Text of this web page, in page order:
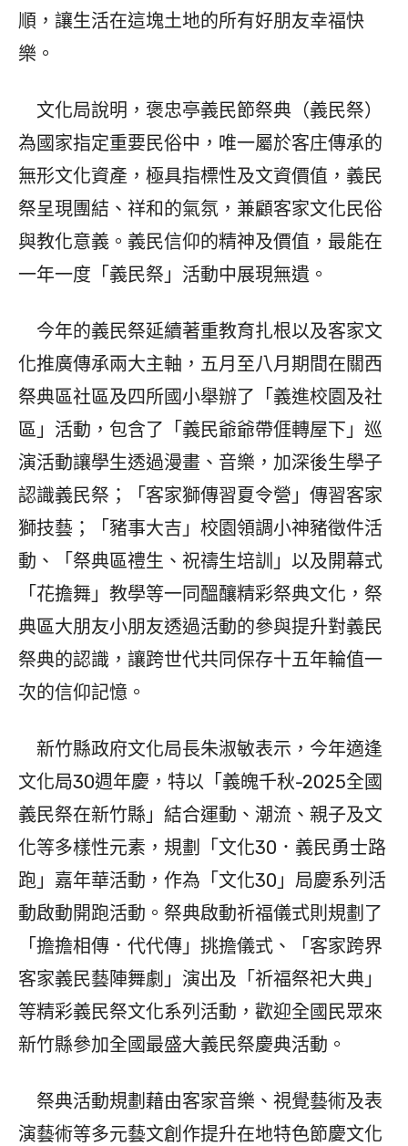
順，讓生活在這塊土地的所有好朋友幸福快
樂。
文化局說明，褒忠亭義民節祭典（義民祭）
為國家指定重要民俗中，唯一屬於客庄傳承的
無形文化資產，極具指標性及文資價值，義民
祭呈現團結、祥和的氣氛，兼顧客家文化民俗
與教化意義。義民信仰的精神及價值，最能在
一年一度「義民祭」活動中展現無遺。
今年的義民祭延續著重教育扎根以及客家文
化推廣傳承兩大主軸，五月至八月期間在關西
祭典區社區及四所國小舉辦了「義進校園及社
區」活動，包含了「義民爺爺帶𠊎轉屋下」巡
演活動讓學生透過漫畫、音樂，加深後生學子
認識義民祭；「客家獅傳習夏令營」傳習客家
獅技藝；「豬事大吉」校園領調小神豬徵件活
動、「祭典區禮生、祝禱生培訓」以及開幕式
「花擔舞」教學等一同醞釀精彩祭典文化，祭
典區大朋友小朋友透過活動的參與提升對義民
祭典的認識，讓跨世代共同保存十五年輪值一
次的信仰記憶。
新竹縣政府文化局長朱淑敏表示，今年適逢
文化局30週年慶，特以「義魄千秋-2025全國
義民祭在新竹縣」結合運動、潮流、親子及文
化等多樣性元素，規劃「文化30．義民勇士路
跑」嘉年華活動，作為「文化30」局慶系列活
動啟動開跑活動。祭典啟動祈福儀式則規劃了
「擔擔相傳．代代傳」挑擔儀式、「客家跨界
客家義民藝陣舞劇」演出及「祈福祭祀大典」
等精彩義民祭文化系列活動，歡迎全國民眾來
新竹縣參加全國最盛大義民祭慶典活動。
祭典活動規劃藉由客家音樂、視覺藝術及表
演藝術等多元藝文創作提升在地特色節慶文化